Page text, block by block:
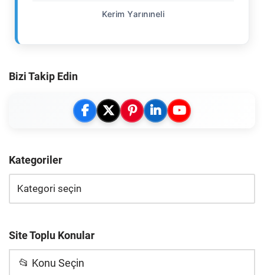
Kerim Yarınıneli
Bizi Takip Edin
Kategoriler
Site Toplu Konular
📂 Konu Seçin